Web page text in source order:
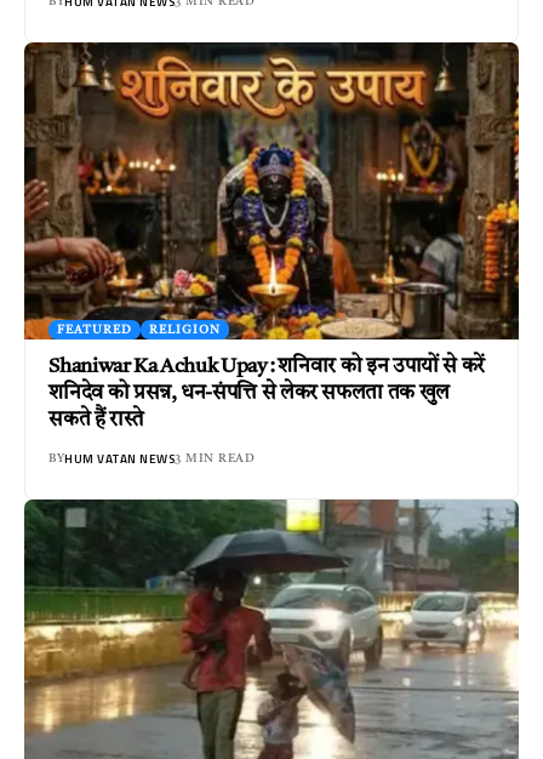
FEATURED RELIGION
Shaniwar Ka Achuk Upay : शनिवार को इन उपायों से करें
शनिदेव को प्रसन्न, धन-संपत्ति से लेकर सफलता तक खुल
सकते हैं रास्ते
BYHUM VATAN NEWS3 MIN READ